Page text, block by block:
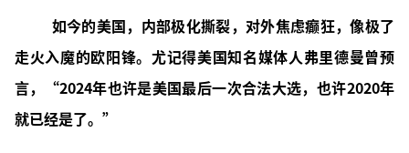
如今的美国，内部极化撕裂，对外焦虑癫狂，像极了
走火入魔的欧阳锋。尤记得美国知名媒体人弗里德曼曾预
言，“2024年也许是美国最后一次合法大选，也许2020年
就已经是了。”